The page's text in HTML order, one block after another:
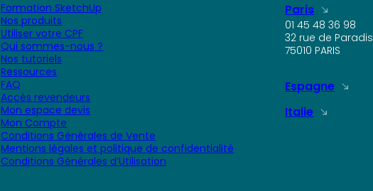
Formation SketchUp
Nos produits
Utiliser votre CPF
Qui sommes-nous ?
Nos tutoriels
Ressources
FAQ
Accès revendeurs
Mon espace devis
Mon Compte
Conditions Générales de Vente
Mentions légales et politique de confidentialité
Conditions Générales d’Utilisation
Paris
01 45 48 36 98
32 rue de Paradis
75010 PARIS
Espagne
Italie